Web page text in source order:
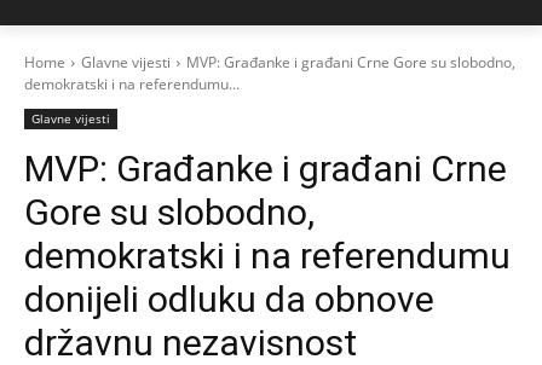
Home Glavne vijesti
MVP: Građanke i građani Crne Gore su slobodno,
demokratski i na referendumu...
Glavne vijesti
MVP: Građanke i građani Crne
Gore su slobodno,
demokratski i na referendumu
donijeli odluku da obnove
državnu nezavisnost